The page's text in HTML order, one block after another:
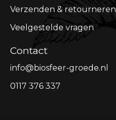
Verzenden & retourneren
Veelgestelde vragen
Contact
info@biosfeer-groede.nl
0117 376 337